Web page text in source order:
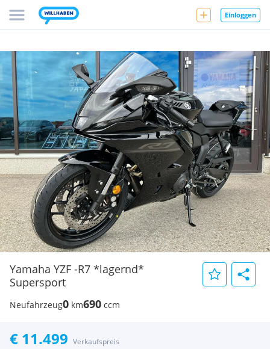
Einloggen
Yamaha YZF -R7 *lagernd*
Supersport
Neufahrzeug0 km690 ccm
€ 11.499 Verkaufspreis